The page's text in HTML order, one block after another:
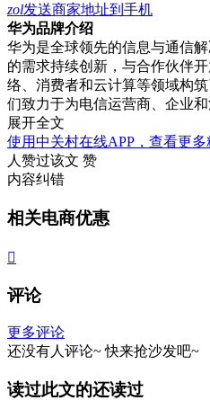
zol发送商家地址到手机
华为品牌介绍
华为是全球领先的信息与通信
的需求持续创新，与合作伙伴
络、消费者和云计算等领域构
们致力于为电信运营商、企业
展开全文
使用中关村在线APP，查看更
人赞过该文 赞
内容纠错
相关电商优惠

评论
更多评论
还没有人评论~ 快来抢沙发吧~
读过此文的还读过